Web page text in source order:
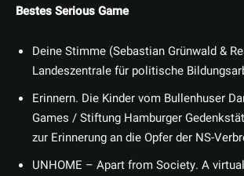
Bestes Serious Game
Deine Stimme (Sebastian Grünwald &
Landeszentrale für politische
Erinnern. Die Kinder vom Bullenhuser
Games / Stiftung Hamburger
zur Erinnerung an die Opfer der NS-
UNHOME – Apart from Society. A